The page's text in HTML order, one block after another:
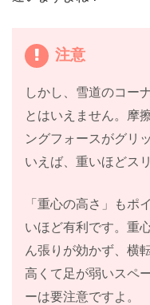
注意
しかし、雪道のコー
とはいえません。摩
ングフォースがグリ
いえば、重いほどス
「重心の高さ」もポ
いほど有利です。重
ん張りが効かず、横
高くて足が弱いスペ
ーは要注意ですよ。